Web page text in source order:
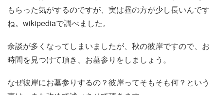
もらった気がするのですが、実は昼の方が少し長いんです
ね。wikipediaで調べました。
余談が多くなってしまいましたが、秋の彼岸ですので、お
時間を見つけて頂き、お墓参りをしましょう。
なぜ彼岸にお墓参りするの？彼岸ってそもそも何？という